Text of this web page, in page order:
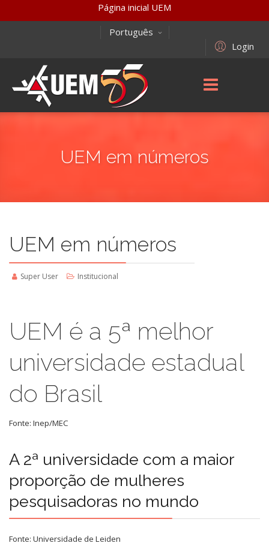
Página inicial UEM
Português
Login
UEM em números
UEM em números
Super User Institucional
UEM é a 5ª melhor
universidade estadual
do Brasil
Fonte: Inep/MEC
A 2ª universidade com a maior
proporção de mulheres
pesquisadoras no mundo
Fonte: Universidade de Leiden